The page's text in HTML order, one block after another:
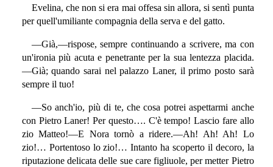
Evelina, che non si era mai offesa sin allora, si sentì punta
per quell'umiliante compagnia della serva e del gatto.
—Già,—rispose, sempre continuando a scrivere, ma con
un'ironia più acuta e penetrante per la sua lentezza placida.
—Già; quando sarai nel palazzo Laner, il primo posto sarà
sempre il tuo!
—So anch'io, più di te, che cosa potrei aspettarmi anche
con Pietro Laner! Per questo…. C'è tempo! Lascio fare allo
zio Matteo!—E Nora tornò a ridere.—Ah! Ah! Ah! Lo
zio!… Portentoso lo zio!… Intanto ha scoperto il decoro, la
riputazione delicata delle sue care figliuole, per metter Pietro